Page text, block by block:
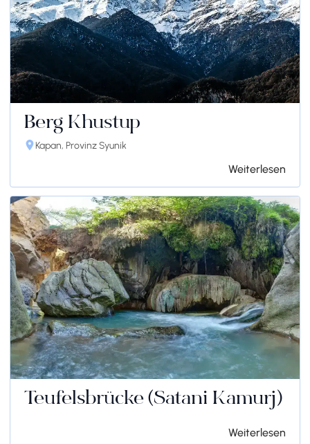
Berg Khustup
Kapan, Provinz Syunik
Weiterlesen
Teufelsbrücke (Satani Kamurj)
Weiterlesen